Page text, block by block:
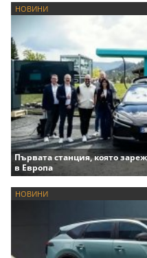
НОВИНИ
Първата станция, която
в Европа
НОВИНИ